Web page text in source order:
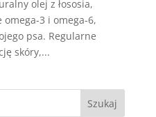
olej z łososia,
omega-3 i omega-6,
psa. Regularne
skóry,...